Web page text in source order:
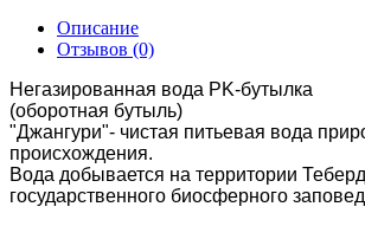
Описание
Отзывов (0)
Негазированная вода PK-бутылка
(оборотная бутыль)
"Джангури"- чистая питьевая вода
происхождения.
Вода добывается на территории
государственного биосферного